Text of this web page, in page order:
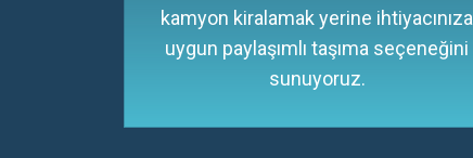
kamyon kiralamak yerine ihtiyacınıza
uygun paylaşımlı taşıma seçeneğini
sunuyoruz.